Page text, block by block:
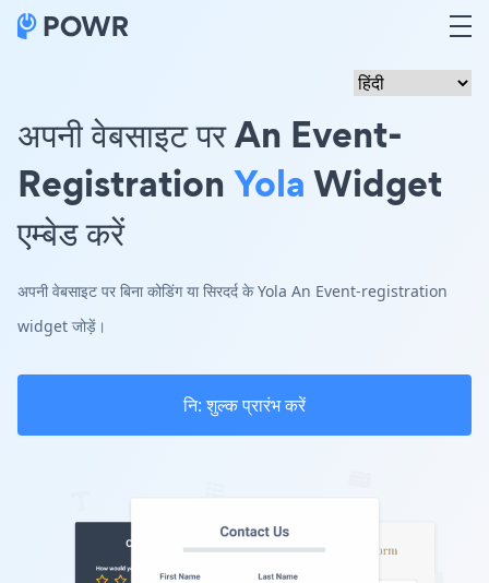
अपनी वेबसाइट पर An Event-
RegistrationYolaWidget
एम्बेड करें
अपनी वेबसाइट पर बिना कोडिंग या सिरदर्द के Yola An Event-registration
widget जोड़ें।
नि: शुल्क प्रारंभ करें